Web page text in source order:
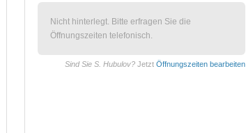
Nicht hinterlegt. Bitte erfragen Sie die
Öffnungszeiten telefonisch.
Sind Sie S. Hubulov? Jetzt Öffnungszeiten bearbeiten